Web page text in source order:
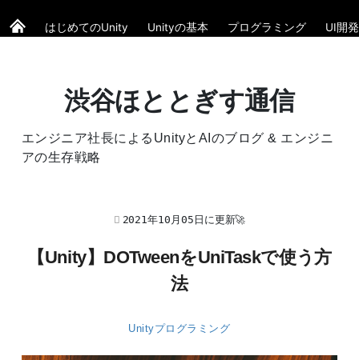
はじめてのUnity Unityの基本 プログラミング UI開発
渋谷ほととぎす通信
エンジニア社長によるUnityとAIのブログ & エンジニ
アの生存戦略
2021年10月05日に更新🚀
【Unity】DOTweenをUniTaskで使う方
法
Unityプログラミング